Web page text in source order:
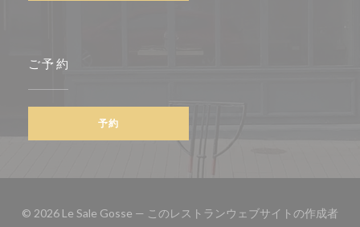
ご予約
予約
© 2026 Le Sale Gosse — このレストランウェブサイトの作成者